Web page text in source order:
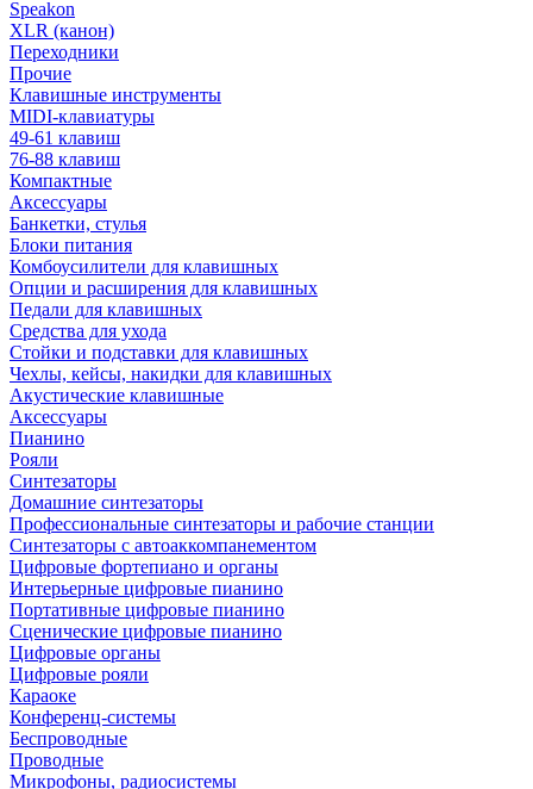
Speakon
XLR (канон)
Переходники
Прочие
Клавишные инструменты
MIDI-клавиатуры
49-61 клавиш
76-88 клавиш
Компактные
Аксессуары
Банкетки, стулья
Блоки питания
Комбоусилители для клавишных
Опции и расширения для клавишных
Педали для клавишных
Средства для ухода
Стойки и подставки для клавишных
Чехлы, кейсы, накидки для клавишных
Акустические клавишные
Аксессуары
Пианино
Рояли
Синтезаторы
Домашние синтезаторы
Профессиональные синтезаторы и рабочие станции
Синтезаторы с автоаккомпанементом
Цифровые фортепиано и органы
Интерьерные цифровые пианино
Портативные цифровые пианино
Сценические цифровые пианино
Цифровые органы
Цифровые рояли
Караоке
Конференц-системы
Беспроводные
Проводные
Микрофоны, радиосистемы